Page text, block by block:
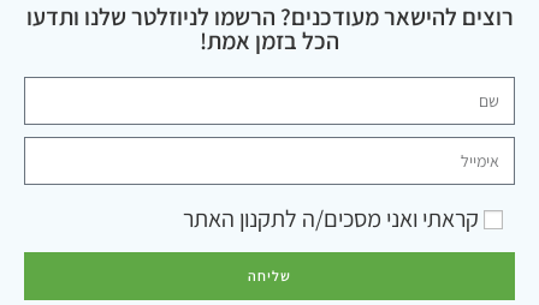
רוצים להישאר מעודכנים? הרשמו לניוזלטר שלנו ותדעו
הכל בזמן אמת!
קראתי ואני מסכים/ה לתקנון האתר
שליחה